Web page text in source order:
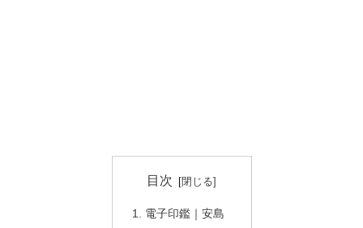
目次
電子印鑑｜安島